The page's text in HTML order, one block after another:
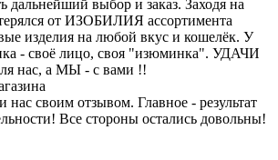
дальнейший выбор и заказ. Заходя на
от ИЗОБИЛИЯ ассортимента
изделия на любой вкус и кошелёк. У
- своё лицо, своя "изюминка". УДАЧИ
нас, а МЫ - с вами !!
своим отзывом. Главное - результат
Все стороны остались довольны!